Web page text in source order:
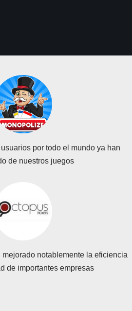
por todo el mundo ya han
de nuestros juegos
mejorado notablemente la eficiencia
de importantes empresas